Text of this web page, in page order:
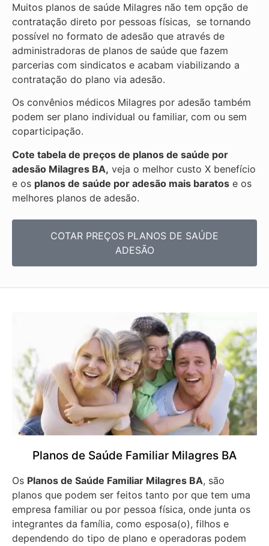
Muitos planos de saúde Milagres não tem opção de
contratação direto por pessoas físicas, se tornando
possível no formato de adesão que através de
administradoras de planos de saúde que fazem
parcerias com sindicatos e acabam viabilizando a
contratação do plano via adesão.
Os convênios médicos Milagres por adesão também
podem ser plano individual ou familiar, com ou sem
coparticipação.
Cote tabela de preços de planos de saúde por
adesão Milagres BA, veja o melhor custo X benefício
e os planos de saúde por adesão mais baratos e os
melhores planos de adesão.
COTAR PREÇOS PLANOS DE SAÚDE
ADESÃO
Planos de Saúde Familiar Milagres BA
Os Planos de Saúde Familiar Milagres BA, são
planos que podem ser feitos tanto por que tem uma
empresa familiar ou por pessoa física, onde junta os
integrantes da família, como esposa(o), filhos e
dependendo do tipo de plano e operadoras podem